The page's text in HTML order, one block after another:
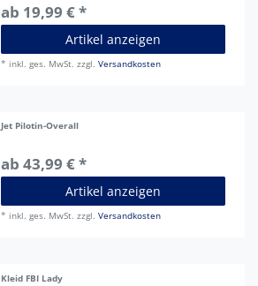
ab 19,99 € *
Artikel anzeigen
* inkl. ges. MwSt. zzgl.Versandkosten
Jet Pilotin-Overall
ab 43,99 € *
Artikel anzeigen
* inkl. ges. MwSt. zzgl.Versandkosten
Kleid FBI Lady